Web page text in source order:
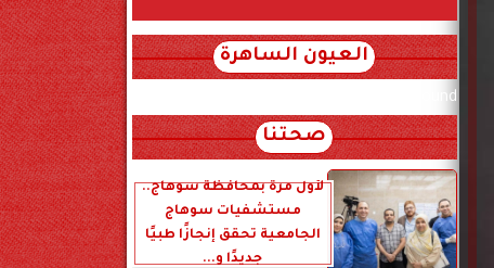
العيون الساهرة
xml_json/rss/~12.xml x0n not found
صحتنا
لأول مرة بمحافظة سوهاج..
مستشفيات سوهاج
الجامعية تحقق إنجازًا طبيًا
جديدًا و...